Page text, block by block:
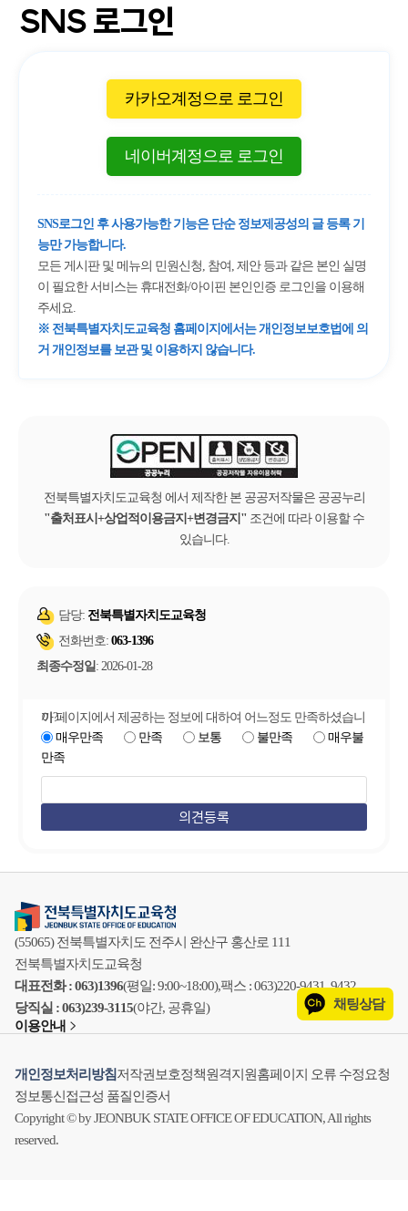
SNS 로그인
카카오계정으로 로그인
네이버계정으로 로그인
SNS로그인 후 사용가능한 기능은 단순 정보제공성의 글 등록 기
능만 가능합니다.
모든 게시판 및 메뉴의 민원신청, 참여, 제안 등과 같은 본인 실명
이 필요한 서비스는 휴대전화/아이핀 본인인증 로그인을 이용해
주세요.
※ 전북특별자치도교육청 홈페이지에서는 개인정보보호법에 의
거 개인정보를 보관 및 이용하지 않습니다.
전북특별자치도교육청 에서 제작한 본 공공저작물은 공공누리
출처표시+상업적이용금지+변경금지
조건에 따라 이용할 수
있습니다.
담당: 전북특별자치도교육청
전화번호: 063-1396
최종수정일: 2026-01-28
이 페이지에서 제공하는 정보에 대하여 어느정도 만족하셨습니까?
매우만족
만족 보통 불만족
매우불
만족
(55065) 전북특별자치도 전주시 완산구 홍산로 111
전북특별자치도교육청
대표전화 : 063)1396(평일: 9:00~18:00),팩스 : 063)220-9431, 9432
당직실 : 063)239-3115(야간, 공휴일)
이용안내
채팅상담
개인정보처리방침저작권보호정책원격지원홈페이지 오류 수정요청
정보통신접근성 품질인증서
Copyright © by JEONBUK STATE OFFICE OF EDUCATION, All rights
reserved.